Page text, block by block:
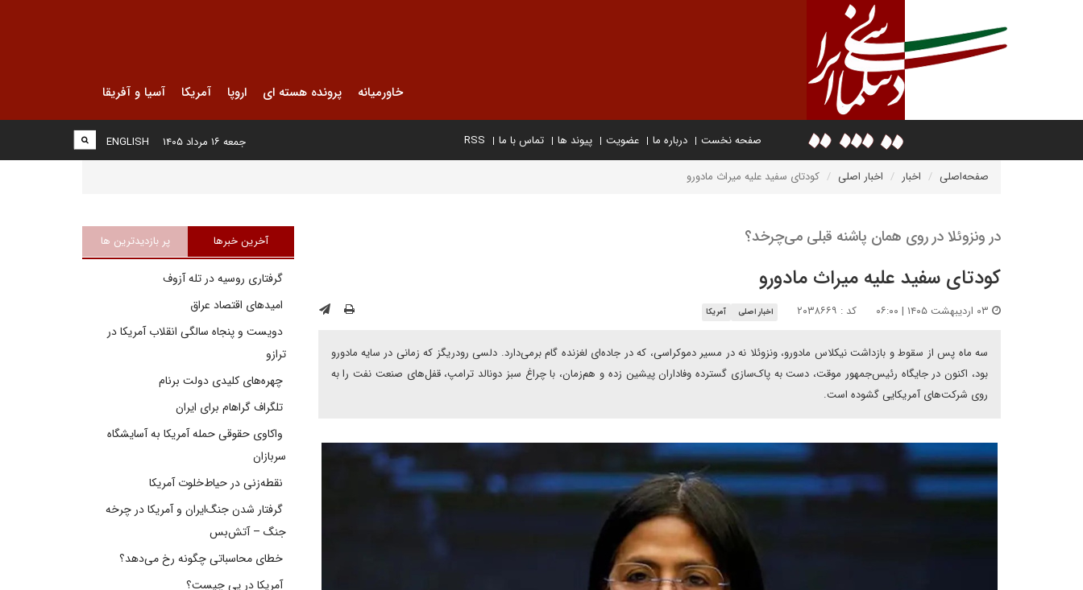
خاورمیانه پرونده هسته ای اروپا آمریکا آسیا و آفریقا
صفحه نخست درباره ما عضویت پیوند ها تماس با ما RSS
ENGLISH جمعه ۱۶ مرداد ۱۴۰۵
صفحه‌اصلی اخبار اخبار اصلی کودتای سفید علیه میراث مادورو
در ونزوئلا در روی همان پاشنه قبلی می‌چرخد؟
کودتای سفید علیه میراث مادورو
کد : ۲۰۳۸۶۶۹ اخبار اصلی آمریکا
سه ماه پس از سقوط و بازداشت نیکلاس مادورو، ونزوئلا نه در مسیر دموکراسی، که در جاده‌ای لغزنده گام برمی‌دارد. دلسی رودریگز که زمانی در سایه‌ مادورو
بود، اکنون در جایگاه رئیس‌جمهور موقت، دست به پاک‌سازی گسترده‌ وفاداران پیشین زده و هم‌زمان، با چراغ سبز دونالد ترامپ، قفل‌های صنعت نفت را به
روی شرکت‌های آمریکایی گشوده است.
آخرین خبرها پر بازدیدترین ها
گرفتاری روسیه در تله آزوف
امیدهای اقتصاد عراق
دویست و پنجاه سالگی انقلاب آمریکا در
ترازو
چهره‌های کلیدی دولت برنام
تلگراف گراهام برای ایران
واکاوی حقوقی حمله آمریکا به آسایشگاه
سربازان
نقطه‌زنی در حیاط‌خلوت آمریکا
گرفتار شدن جنگ‌ایران و آمریکا در چرخه
جنگ – آتش‌بس
خطای محاسباتی چگونه رخ می‌دهد؟
آمریکا در پی چیست؟